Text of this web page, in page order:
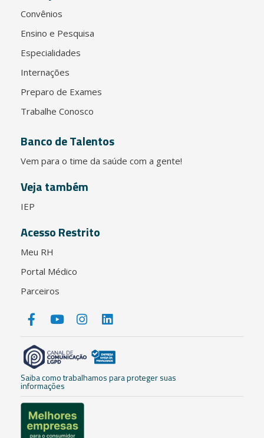
Convênios
Ensino e Pesquisa
Especialidades
Internações
Preparo de Exames
Trabalhe Conosco
Banco de Talentos
Vem para o time da saúde com a gente!
Veja também
IEP
Acesso Restrito
Meu RH
Portal Médico
Parceiros
Saiba como trabalhamos para proteger suas
informações